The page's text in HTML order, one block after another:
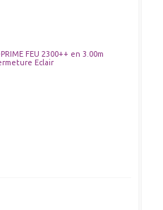
FEU 2300++ en 3.00m
Eclair